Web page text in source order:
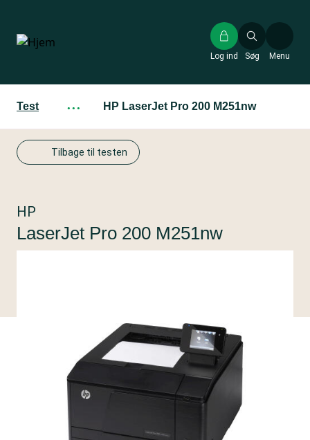
hovedindhold
Søg
Log ind Menu
Test ··· HP LaserJet Pro 200 M251nw
Tilbage til testen
HP
LaserJet Pro 200 M251nw